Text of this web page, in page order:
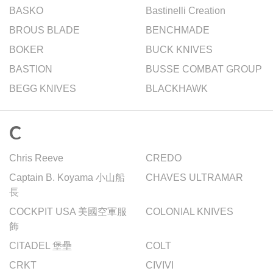
BASKO
Bastinelli Creation
BROUS BLADE
BENCHMADE
BOKER
BUCK KNIVES
BASTION
BUSSE COMBAT GROUP
BEGG KNIVES
BLACKHAWK
C
Chris Reeve
CREDO
Captain B. Koyama 小山船
長
CHAVES ULTRAMAR
COCKPIT USA 美國空軍服
飾
COLONIAL KNIVES
CITADEL 堡壘
COLT
CRKT
CIVIVI